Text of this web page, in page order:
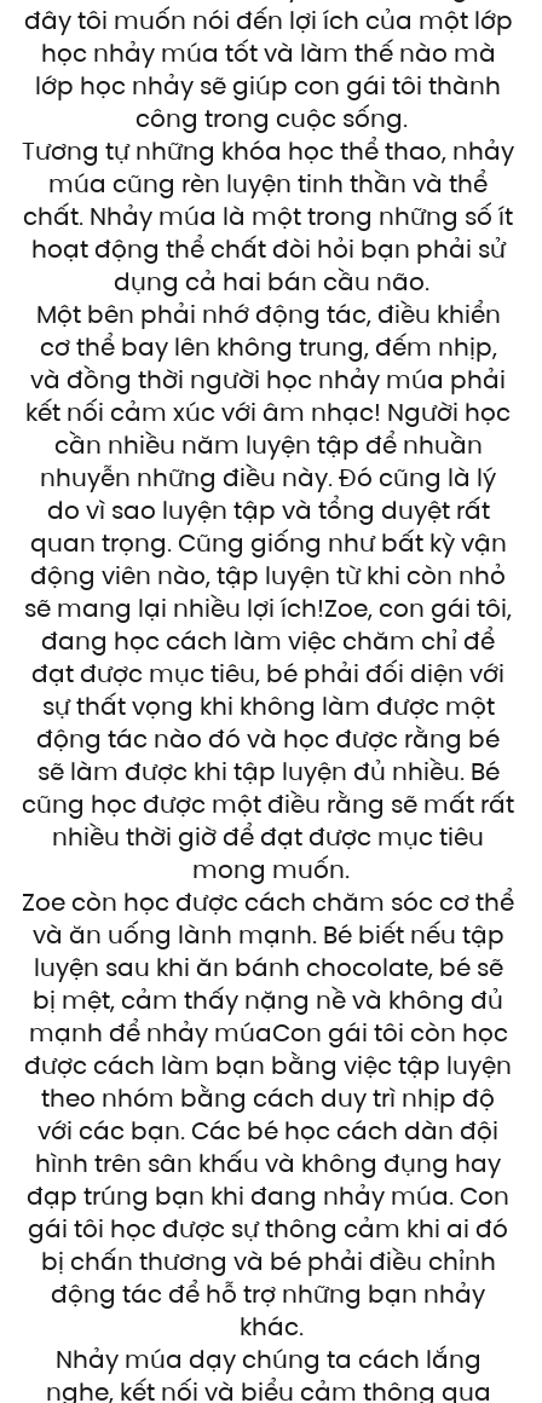
đây tôi muốn nói đến lợi ích của một lớp
học nhảy múa tốt và làm thế nào mà
lớp học nhảy sẽ giúp con gái tôi thành
công trong cuộc sống.
Tương tự những khóa học thể thao, nhảy
múa cũng rèn luyện tinh thần và thể
chất. Nhảy múa là một trong những số ít
hoạt động thể chất đòi hỏi bạn phải sử
dụng cả hai bán cầu não.
Một bên phải nhớ động tác, điều khiển
cơ thể bay lên không trung, đếm nhịp,
và đồng thời người học nhảy múa phải
kết nối cảm xúc với âm nhạc! Người học
cần nhiều năm luyện tập để nhuần
nhuyễn những điều này. Đó cũng là lý
do vì sao luyện tập và tổng duyệt rất
quan trọng. Cũng giống như bất kỳ vận
động viên nào, tập luyện từ khi còn nhỏ
sẽ mang lại nhiều lợi ích!Zoe, con gái tôi,
đang học cách làm việc chăm chỉ để
đạt được mục tiêu, bé phải đối diện với
sự thất vọng khi không làm được một
động tác nào đó và học được rằng bé
sẽ làm được khi tập luyện đủ nhiều. Bé
cũng học được một điều rằng sẽ mất rất
nhiều thời giờ để đạt được mục tiêu
mong muốn.
Zoe còn học được cách chăm sóc cơ thể
và ăn uống lành mạnh. Bé biết nếu tập
luyện sau khi ăn bánh chocolate, bé sẽ
bị mệt, cảm thấy nặng nề và không đủ
mạnh để nhảy múaCon gái tôi còn học
được cách làm bạn bằng việc tập luyện
theo nhóm bằng cách duy trì nhịp độ
với các bạn. Các bé học cách dàn đội
hình trên sân khấu và không đụng hay
đạp trúng bạn khi đang nhảy múa. Con
gái tôi học được sự thông cảm khi ai đó
bị chấn thương và bé phải điều chỉnh
động tác để hỗ trợ những bạn nhảy
khác.
Nhảy múa dạy chúng ta cách lắng
nghe, kết nối và biểu cảm thông qua